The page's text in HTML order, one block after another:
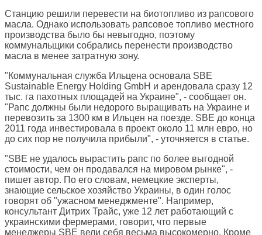
Станцию решили перевести на биотопливо из рапсового
масла. Однако использовать рапсовое топливо местного
производства было бы невыгодно, поэтому
коммунальщики собрались перенести производство
масла в менее затратную зону.
"Коммунальная служба Ильцена основала SBE
Sustainable Energy Holding GmbH и арендовала сразу 12
тыс. га пахотных площадей на Украине", - сообщает он.
"Рапс должны были недорого выращивать на Украине и
перевозить за 1300 км в Ильцен на поезде. SBE до конца
2011 года инвестировала в проект около 11 млн евро, но
до сих пор не получила прибыли", - уточняется в статье.
"SBE не удалось вырастить рапс по более выгодной
стоимости, чем он продавался на мировом рынке", -
пишет автор. По его словам, немецкие эксперты,
знающие сельское хозяйство Украины, в один голос
говорят об "ужасном менеджменте". Например,
консультант Дитрих Трайс, уже 12 лет работающий с
украинскими фермерами, говорит, что первые
менеджеры SBE вели себя весьма высокомерно. Кроме